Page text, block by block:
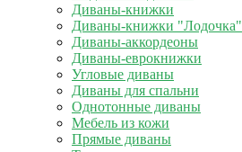
Диваны-книжки
Диваны-книжки "Лодочка"
Диваны-аккордеоны
Диваны-еврокнижки
Угловые диваны
Диваны для спальни
Однотонные диваны
Мебель из кожи
Прямые диваны